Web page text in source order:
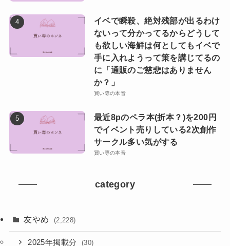
イベで瞬殺、絶対残部が出るわけ
ないって分かってるからどうして
も欲しい海鮮は何としてもイベで
手に入れようって策を講じてるの
に「通販のご慈悲はありません
か？」
買い専の本音
最近8pのペラ本(折本？)を200円
でイベント売りしている2次創作
サークル多い気がする
買い専の本音
category
友やめ (2,228)
2025年掲載分 (30)